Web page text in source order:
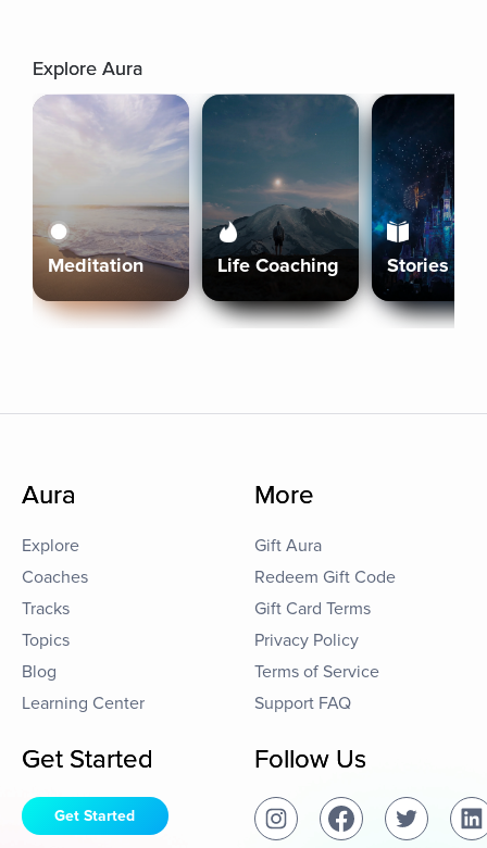
Explore Aura
Meditation Life Coaching Stories
Aura
Explore
Coaches
Tracks
Topics
Blog
Learning Center
More
Gift Aura
Redeem Gift Code
Gift Card Terms
Privacy Policy
Terms of Service
Support FAQ
Get Started
Get Started
Follow Us